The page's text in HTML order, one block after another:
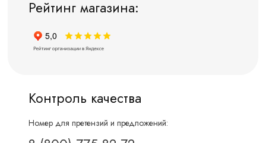
Рейтинг магазина:
Контроль качества
Номер для претензий и предложений: